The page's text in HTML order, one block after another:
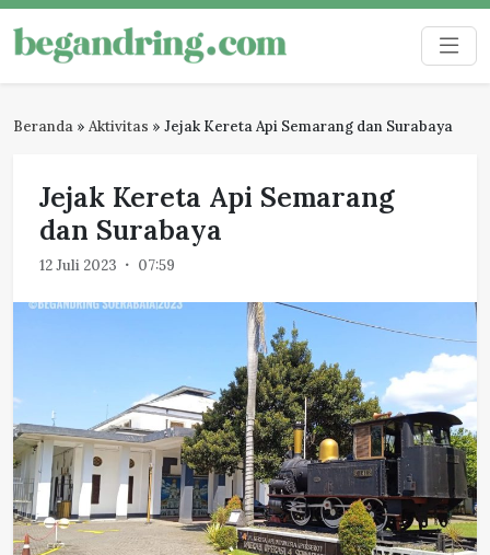
Skip
to
content
Begandring
Menjaga ingatan untuk masa depan
Beranda » Aktivitas » Jejak Kereta Api Semarang dan Surabaya
Jejak Kereta Api Semarang
dan Surabaya
12 Juli 2023 07:59